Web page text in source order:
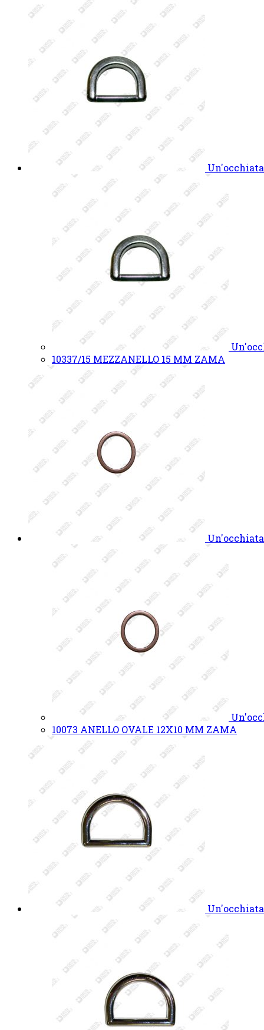
Un'occhiata
10337/15 MEZZANELLO 15 MM ZAMA
Un'occhiata
10073 ANELLO OVALE 12X10 MM ZAMA
Un'occhiata